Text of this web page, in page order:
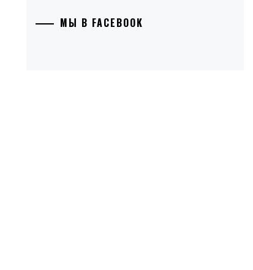
МЫ В FACEBOOK